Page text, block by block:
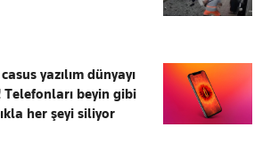
yazılım dünyayı
beyin gibi
her şeyi siliyor